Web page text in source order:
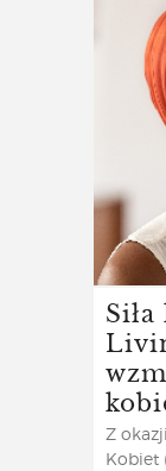
Z
Kobiet